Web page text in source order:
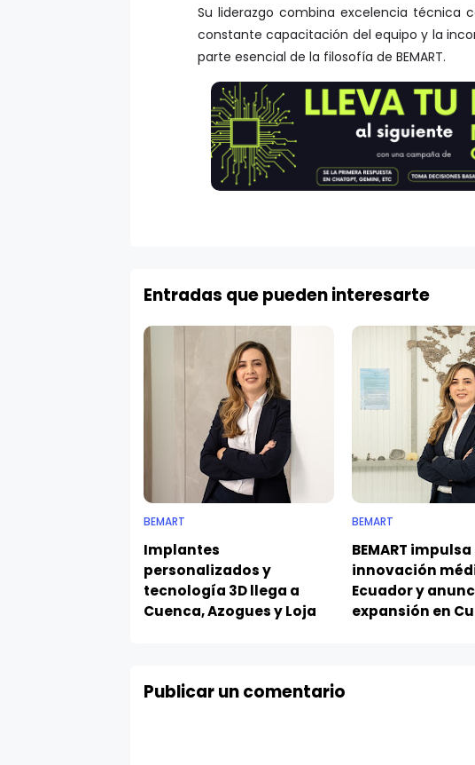
Su liderazgo combina excelencia técnica
constante capacitación del equipo y la
parte esencial de la filosofía de BEMART.
Entradas que pueden interesarte
BEMART
Implantes
personalizados y
tecnología 3D llega a
Cuenca, Azogues y Loja
BEMART
BEMART impulsa
innovación
Ecuador y
expansión en
Publicar un comentario